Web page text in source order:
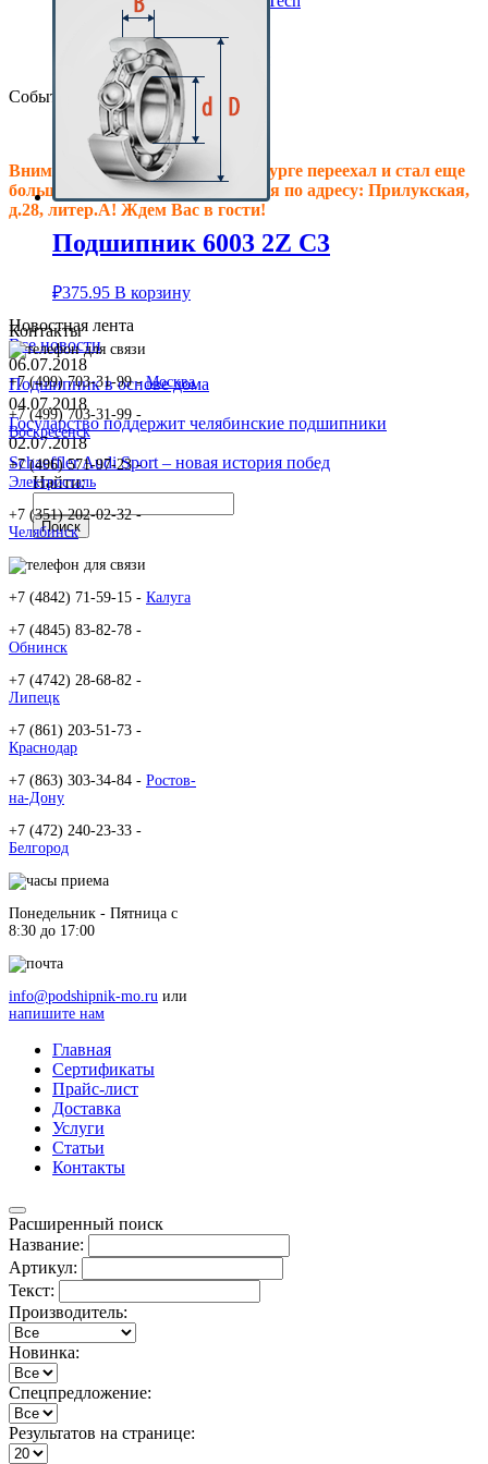
Сальники подшипника
Клиновые ремни
Техпластина резиновая
События
Внимание! Офис в Санкт-Петербурге переехал и стал еще
больше, теперь мы располагаемся по адресу: Прилукская,
д.28, литер.А! Ждем Вас в гости!
Новостная лента
Все новости
06.07.2018
Подшипник в основе дома
04.07.2018
Государство поддержит челябинские подшипники
02.07.2018
Schaeffler Audi Sport – новая история побед
Найти:
Подшипник 6003 2Z C3
₽375.95 В корзину
Контакты
+7 (499) 703-31-99 -Москва
+7 (499) 703-31-99 -
Воскресенск
+7 (496) 571-97-23 -
Электросталь
+7 (351) 202-02-32 -
Челябинск
+7 (4842) 71-59-15 - Калуга
+7 (4845) 83-82-78 -
Обнинск
+7 (4742) 28-68-82 -
Липецк
+7 (861) 203-51-73 -
Краснодар
+7 (863) 303-34-84 - Ростов-
на-Дону
+7 (472) 240-23-33 -
Белгород
Понедельник - Пятница c
8:30 до 17:00
info@podshipnik-mo.ru или
напишите нам
Главная
Сертификаты
Прайс-лист
Доставка
Услуги
Статьи
Контакты
Расширенный поиск
Название:
Артикул:
Текст:
Производитель:
Новинка:
Спецпредложение:
Результатов на странице: